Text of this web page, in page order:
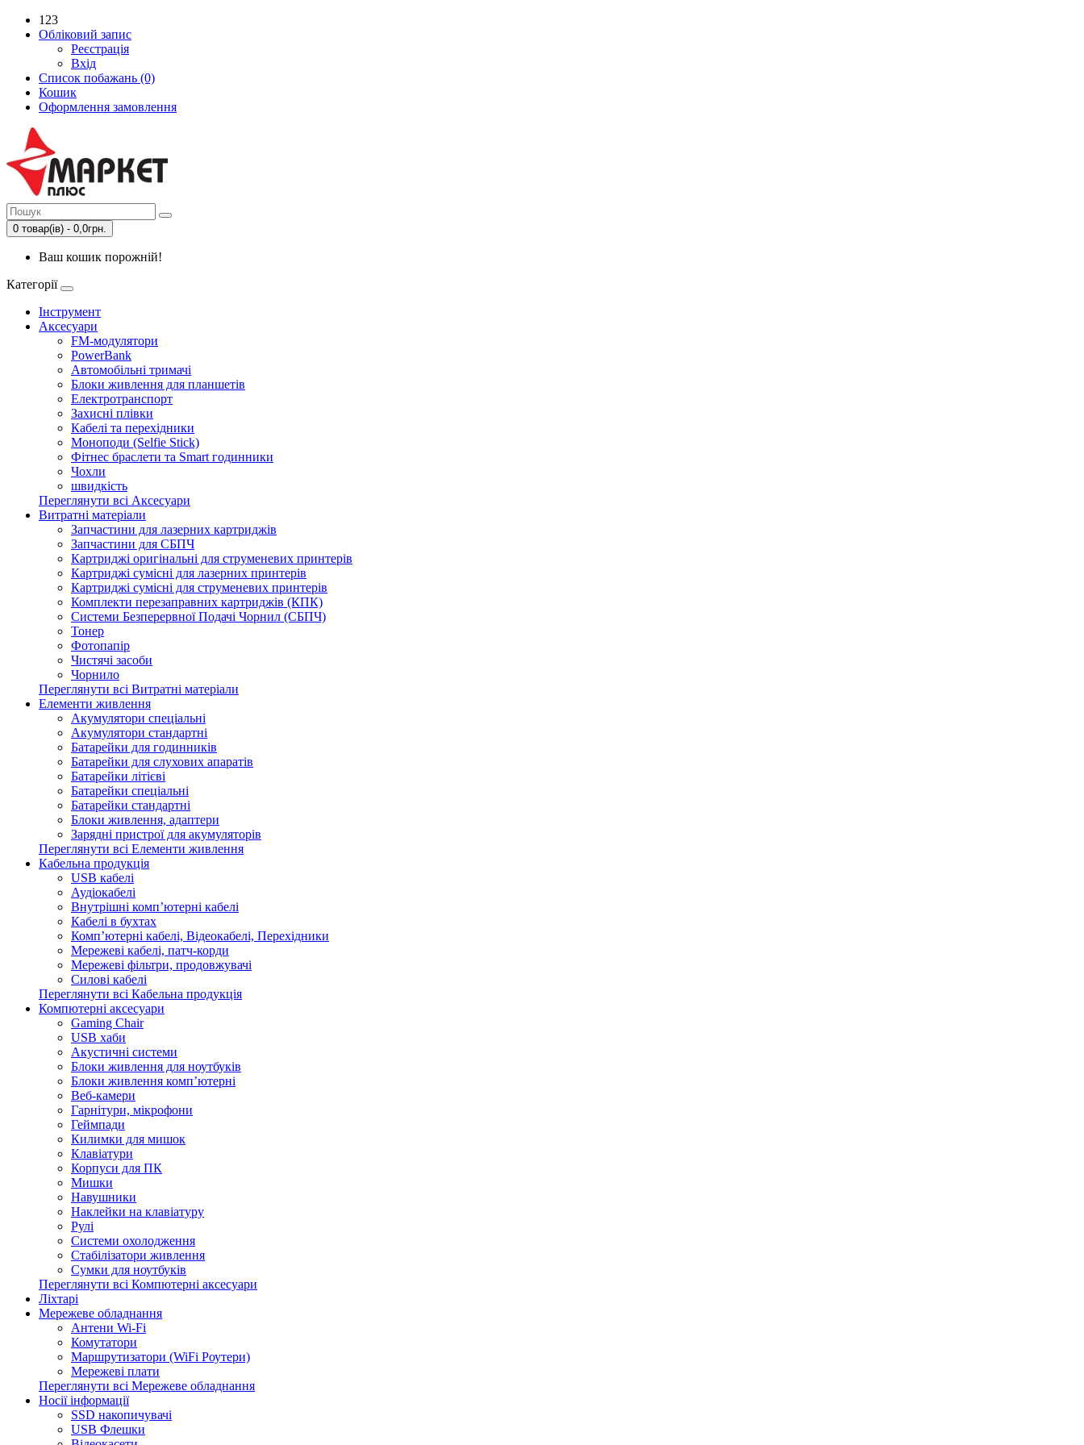
123
Обліковий запис
Реєстрація
Вхід
Список побажань (0)
Кошик
Оформлення замовлення
0 товар(ів) - 0,0грн.
Ваш кошик порожній!
Категорії
Інструмент
Аксесуари
FM-модулятори
PowerBank
Автомобільні тримачі
Блоки живлення для планшетів
Електротранспорт
Захисні плівки
Кабелі та перехідники
Моноподи (Selfie Stick)
Фітнес браслети та Smart годинники
Чохли
швидкість
Переглянути всі Аксесуари
Витратні матеріали
Запчастини для лазерних картриджів
Запчастини для СБПЧ
Картриджі оригінальні для струменевих принтерів
Картриджі сумісні для лазерних принтерів
Картриджі сумісні для струменевих принтерів
Комплекти перезаправних картриджів (КПК)
Системи Безперервної Подачі Чорнил (СБПЧ)
Тонер
Фотопапір
Чистячі засоби
Чорнило
Переглянути всі Витратні матеріали
Елементи живлення
Акумулятори спеціальні
Акумулятори стандартні
Батарейки для годинників
Батарейки для слухових апаратів
Батарейки літієві
Батарейки спеціальні
Батарейки стандартні
Блоки живлення, адаптери
Зарядні пристрої для акумуляторів
Переглянути всі Елементи живлення
Кабельна продукція
USB кабелі
Аудіокабелі
Внутрішні комп’ютерні кабелі
Кабелі в бухтах
Комп’ютерні кабелі, Відеокабелі, Перехідники
Мережеві кабелі, патч-корди
Мережеві фільтри, продовжувачі
Силові кабелі
Переглянути всі Кабельна продукція
Компютерні аксесуари
Gaming Chair
USB хаби
Акустичні системи
Блоки живлення для ноутбуків
Блоки живлення комп’ютерні
Веб-камери
Гарнітури, мікрофони
Геймпади
Килимки для мишок
Клавіатури
Корпуси для ПК
Мишки
Навушники
Наклейки на клавіатуру
Рулі
Системи охолодження
Стабілізатори живлення
Сумки для ноутбуків
Переглянути всі Компютерні аксесуари
Ліхтарі
Мережеве обладнання
Антени Wi-Fi
Комутатори
Маршрутизатори (WiFi Роутери)
Мережеві плати
Переглянути всі Мережеве обладнання
Носії інформації
SSD накопичувачі
USB Флешки